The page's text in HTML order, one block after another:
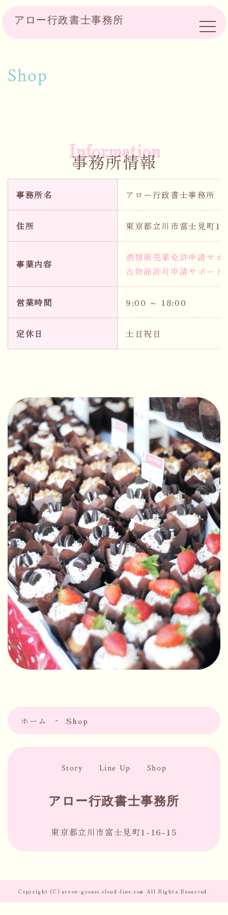
アロー行政書士事務所
Shop
事務所情報
Information
事務所名 アロー行政書士事務所
住所 東京都立川市富士見町
事業内容
酒類販売業免許申請サポ
古物商許可申請サポート
営業時間 9:00 ～ 18:00
定休日 土日祝日
ホーム Shop
Story Line Up Shop
アロー行政書士事務所
東京都立川市富士見町1-16-15
Copyright (C) arrow-gyosei.cloud-line.com All Rights Reserved.